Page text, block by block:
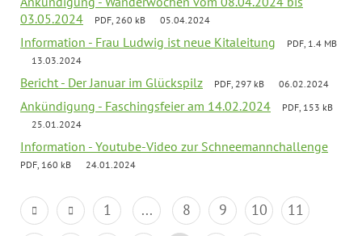
03.05.2024
PDF, 260 kB 05.04.2024
Information - Frau Ludwig ist neue Kitaleitung
PDF, 1.4 MB
13.03.2024
Bericht - Der Januar im Glückspilz PDF, 297 kB 06.02.2024
Ankündigung - Faschingsfeier am 14.02.2024
PDF, 153 kB
25.01.2024
Information - Youtube-Video zur Schneemannchallenge
PDF, 160 kB 24.01.2024
1 ... 8 9 10
11